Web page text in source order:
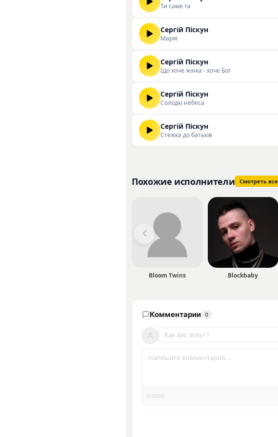
Ти саме та
Сергій Піскун
Марія
Сергій Піскун
Що хоче жінка - хоче Бог
Сергій Піскун
Солодкі небеса
Сергій Піскун
Стежка до батьків
Похожие исполнители Смотреть все
Bloom Twins Blockbaby
Комментарии 0
0/1000